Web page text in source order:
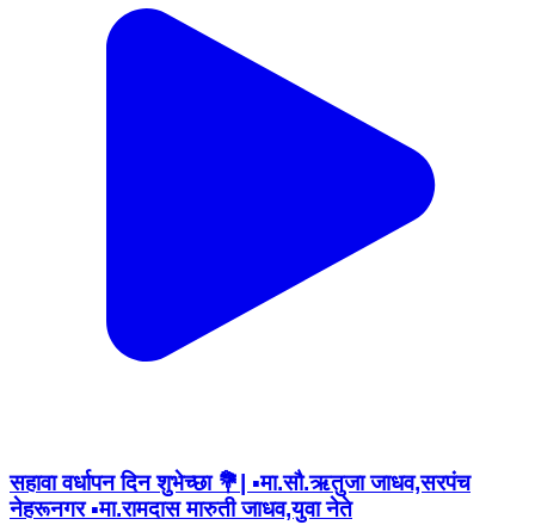
सहावा वर्धापन दिन शुभेच्छा 💐| ▪️मा.सौ.ऋतुजा जाधव,सरपंच
नेहरूनगर ▪️मा.रामदास मारुती जाधव,युवा नेते